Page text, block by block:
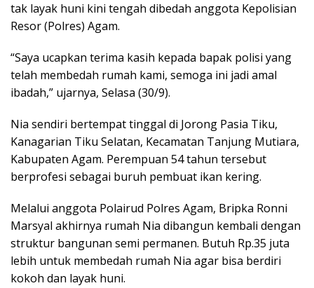
tak layak huni kini tengah dibedah anggota Kepolisian
Resor (Polres) Agam.
“Saya ucapkan terima kasih kepada bapak polisi yang
telah membedah rumah kami, semoga ini jadi amal
ibadah,” ujarnya, Selasa (30/9).
Nia sendiri bertempat tinggal di Jorong Pasia Tiku,
Kanagarian Tiku Selatan, Kecamatan Tanjung Mutiara,
Kabupaten Agam. Perempuan 54 tahun tersebut
berprofesi sebagai buruh pembuat ikan kering.
Melalui anggota Polairud Polres Agam, Bripka Ronni
Marsyal akhirnya rumah Nia dibangun kembali dengan
struktur bangunan semi permanen. Butuh Rp.35 juta
lebih untuk membedah rumah Nia agar bisa berdiri
kokoh dan layak huni.